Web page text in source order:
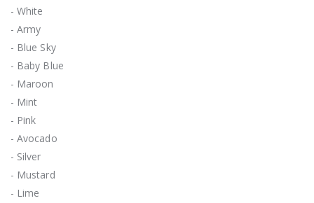
- White
- Army
- Blue Sky
- Baby Blue
- Maroon
- Mint
- Pink
- Avocado
- Silver
- Mustard
- Lime